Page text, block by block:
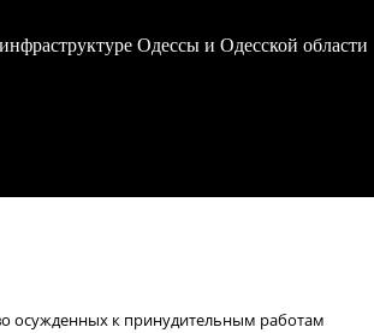
Одессы и Одесской области
осужденных к принудительным работам